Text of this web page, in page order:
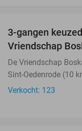
3-gangen
Vriendschap
De Vriendschap
Sint-Oedenrode (10
Verkocht: 123